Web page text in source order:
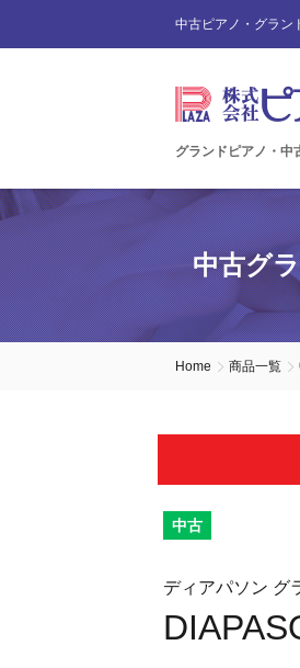
中古ピアノ・グラン
グランドピアノ・中
中古グ
Home 商品一覧
中古
ディアパソン グ